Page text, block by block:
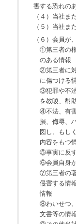
害する恐れの
（４）当社ま
（５）当社ま
（６）会員が
①第三者の
のある情報
②第三者に
に傷つける
③犯罪や不
を教唆、幇
④不法、有
損、侮辱、
図し、もし
内容をもつ
⑤事実に反
⑥会員自身
⑦第三者の
侵害する情
情報
⑧わいせつ
文書等の情